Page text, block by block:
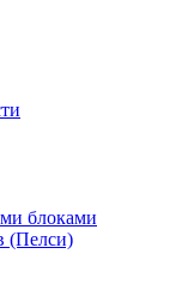
блоками
(Пелси)